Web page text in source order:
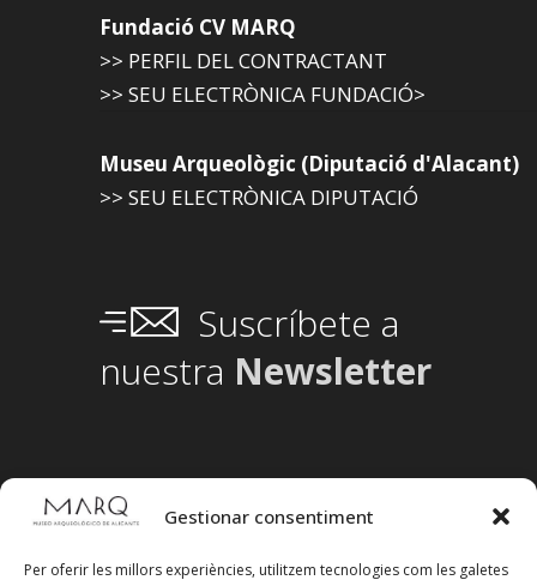
Gestionar consentiment
Per oferir les millors experiències, utilitzem tecnologies com les galetes
Fundació CV MARQ
>> PERFIL DEL CONTRACTANT
>> SEU ELECTRÒNICA FUNDACIÓ>
Museu Arqueològic (Diputació d'Alacant)
>> SEU ELECTRÒNICA DIPUTACIÓ
Suscríbete a
nuestra Newsletter